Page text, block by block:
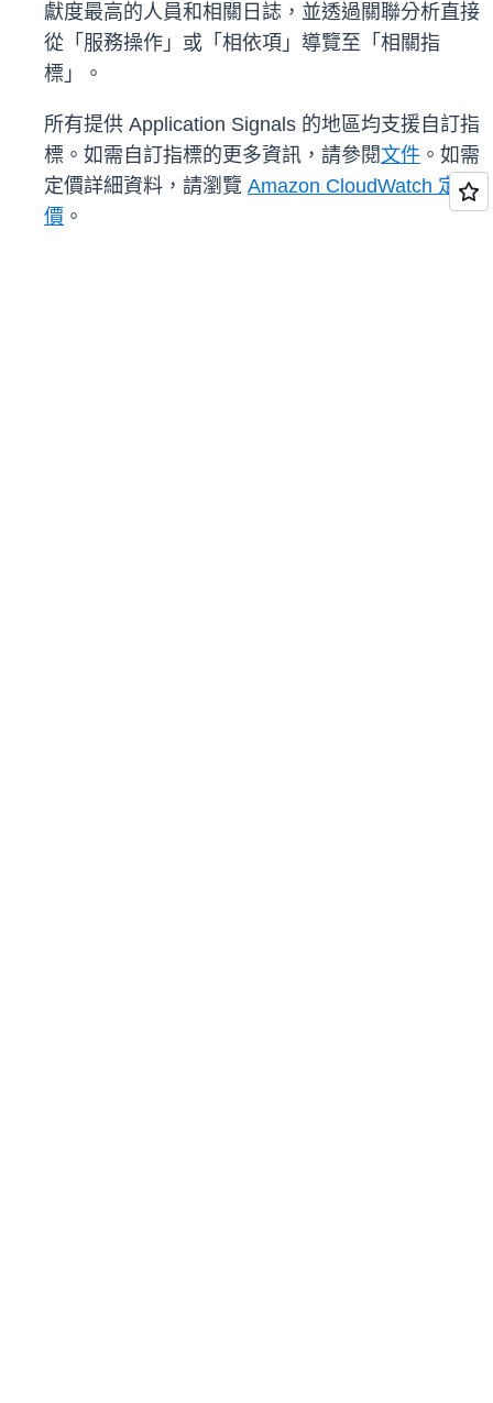
獻度最高的人員和相關日誌，並透過關聯分析直接
從「服務操作」或「相依項」導覽至「相關指
標」。
所有提供 Application Signals 的地區均支援自訂指
標。如需自訂指標的更多資訊，請參閱文件 。如需
定價詳細資料，請瀏覽 Amazon CloudWatch 定
價 。